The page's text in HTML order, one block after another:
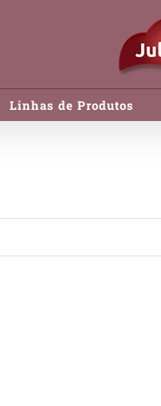
Linhas de Produtos